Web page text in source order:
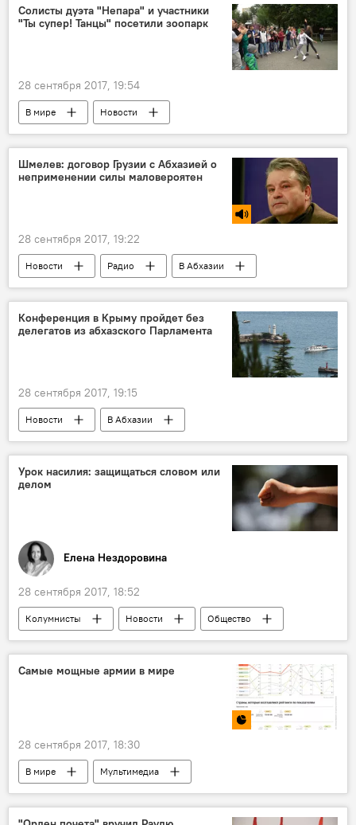
Солисты дуэта "Непара" и участники
"Ты супер! Танцы" посетили зоопарк
28 сентября 2017, 19:54
В мире
Новости
Конкурс "Ты супер! Танцы"
Шмелев: договор Грузии с Абхазией о
неприменении силы маловероятен
28 сентября 2017, 19:22
Новости Радио В Абхазии
Конференция в Крыму пройдет без
делегатов из абхазского Парламента
28 сентября 2017, 19:15
Новости В Абхазии
Урок насилия: защищаться словом или
делом
Елена Нездоровина
28 сентября 2017, 18:52
Колумнисты Новости
Общество
В Абхазии
Самые мощные армии в мире
28 сентября 2017, 18:30
В мире
Мультимедиа
Инфографика